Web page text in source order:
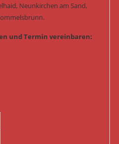
Neunkirchen am Sand,
und Termin vereinbaren: